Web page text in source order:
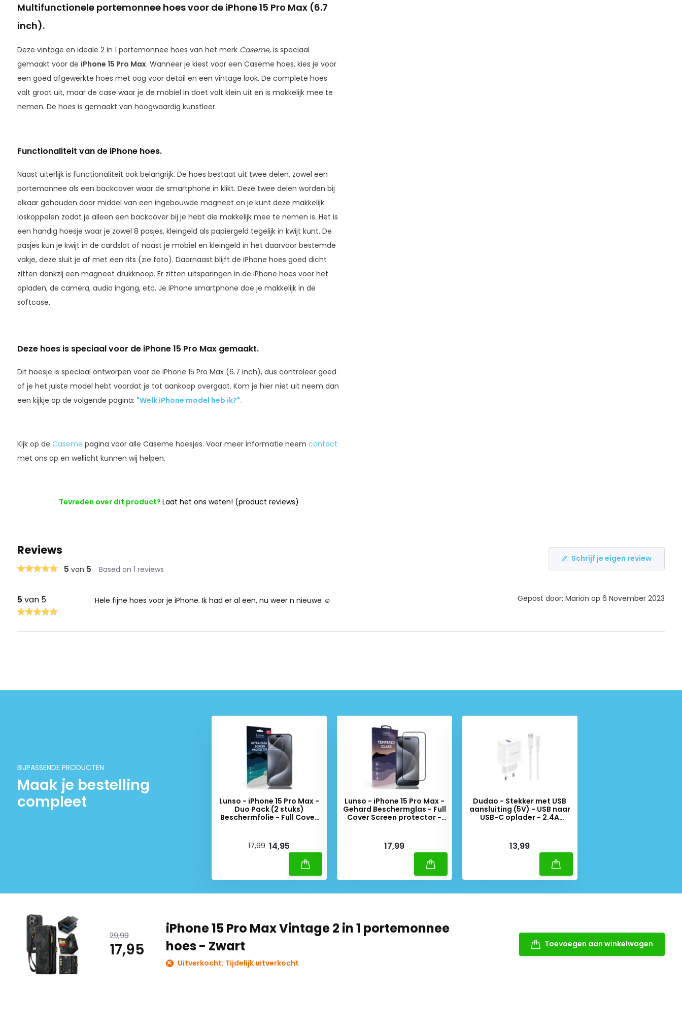
Multifunctionele portemonnee hoes voor de iPhone 15 Pro Max (6.7
inch).
Deze vintage en ideale 2 in 1 portemonnee hoes van het merk Caseme, is speciaal
gemaakt voor de iPhone 15 Pro Max. Wanneer je kiest voor een Caseme hoes, kies je voor
een goed afgewerkte hoes met oog voor detail en een vintage look. De complete hoes
valt groot uit, maar de case waar je de mobiel in doet valt klein uit en is makkelijk mee te
nemen. De hoes is gemaakt van hoogwaardig kunstleer.
Functionaliteit van de iPhone hoes.
Naast uiterlijk is functionaliteit ook belangrijk. De hoes bestaat uit twee delen, zowel een
portemonnee als een backcover waar de smartphone in klikt. Deze twee delen worden bij
elkaar gehouden door middel van een ingebouwde magneet en je kunt deze makkelijk
loskoppelen zodat je alleen een backcover bij je hebt die makkelijk mee te nemen is. Het is
een handig hoesje waar je zowel 8 pasjes, kleingeld als papiergeld tegelijk in kwijt kunt. De
pasjes kun je kwijt in de cardslot of naast je mobiel en kleingeld in het daarvoor bestemde
vakje, deze sluit je af met een rits (zie foto). Daarnaast blijft de iPhone hoes goed dicht
zitten dankzij een magneet drukknoop. Er zitten uitsparingen in de iPhone hoes voor het
opladen, de camera, audio ingang, etc. Je iPhone smartphone doe je makkelijk in de
softcase.
Deze hoes is speciaal voor de iPhone 15 Pro Max gemaakt.
Dit hoesje is speciaal ontworpen voor de iPhone 15 Pro Max (6.7 inch), dus controleer goed
of je het juiste model hebt voordat je tot aankoop overgaat. Kom je hier niet uit neem dan
een kijkje op de volgende pagina: "Welk iPhone model heb ik?".
Kijk op de Caseme pagina voor alle Caseme hoesjes. Voor meer informatie neem contact
met ons op en wellicht kunnen wij helpen.
Tevreden over dit product?Laat het ons weten! (product reviews)
Reviews
5 van 5 Based on 1 reviews
Schrijf je eigen review
5 van 5 Hele fijne hoes voor je iPhone. Ik had er al een, nu weer n nieuwe ☺️ Gepost door: Marion op 6 November 2023
BIJPASSENDE PRODUCTEN
Maak je bestelling
compleet
Lunso - iPhone 15 Pro Max -
Duo Pack (2 stuks)
Beschermfolie - Full Cover
17,99 14,95
Lunso - iPhone 15 Pro Max -
Gehard Beschermglas - Full
Cover Screen protector -
17,99
Dudao - Stekker met USB
aansluiting (5V) - USB naar
USB-C oplader - 2.4A
13,99
29,99
17,95
iPhone 15 Pro Max Vintage 2 in 1 portemonnee
hoes - Zwart
Uitverkocht: Tijdelijk uitverkocht
Toevoegen aan winkelwagen